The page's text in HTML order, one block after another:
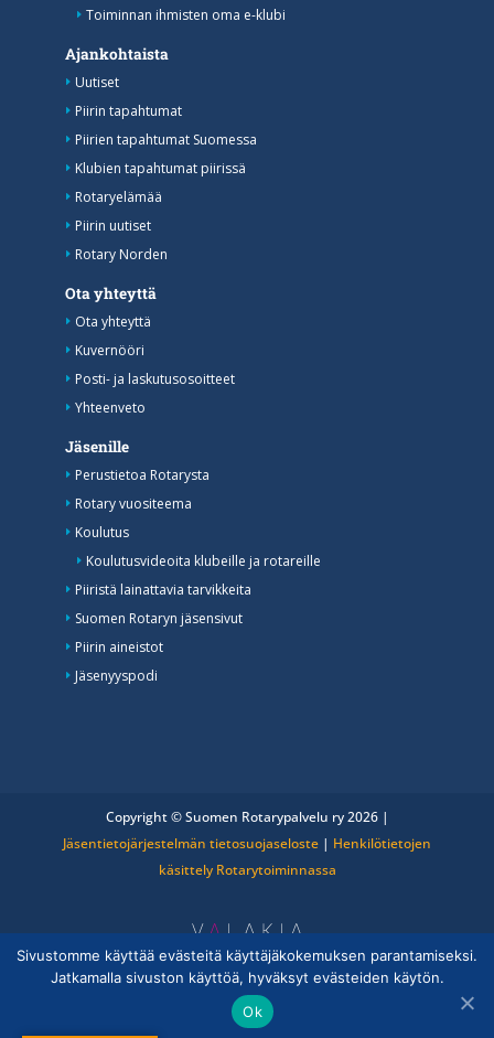
Toiminnan ihmisten oma e-klubi
Ajankohtaista
Uutiset
Piirin tapahtumat
Piirien tapahtumat Suomessa
Klubien tapahtumat piirissä
Rotaryelämää
Piirin uutiset
Rotary Norden
Ota yhteyttä
Ota yhteyttä
Kuvernööri
Posti- ja laskutusosoitteet
Yhteenveto
Jäsenille
Perustietoa Rotarysta
Rotary vuositeema
Koulutus
Koulutusvideoita klubeille ja rotareille
Piiristä lainattavia tarvikkeita
Suomen Rotaryn jäsensivut
Piirin aineistot
Jäsenyyspodi
Copyright © Suomen Rotarypalvelu ry 2026 |
Jäsentietojärjestelmän tietosuojaseloste | Henkilötietojen
käsittely Rotarytoiminnassa
Sivustomme käyttää evästeitä käyttäjäkokemuksen parantamiseksi.
Jatkamalla sivuston käyttöä, hyväksyt evästeiden käytön.
Ok